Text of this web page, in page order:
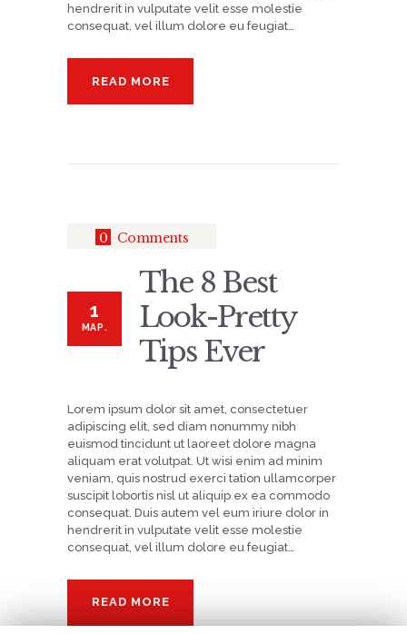
hendrerit in vulputate velit esse molestie
consequat, vel illum dolore eu feugiat…
READ MORE
0 Comments
1
МАР.
The 8 Best
Look-Pretty
Tips Ever
Lorem ipsum dolor sit amet, consectetuer
adipiscing elit, sed diam nonummy nibh
euismod tincidunt ut laoreet dolore magna
aliquam erat volutpat. Ut wisi enim ad minim
veniam, quis nostrud exerci tation ullamcorper
suscipit lobortis nisl ut aliquip ex ea commodo
consequat. Duis autem vel eum iriure dolor in
hendrerit in vulputate velit esse molestie
consequat, vel illum dolore eu feugiat…
READ MORE